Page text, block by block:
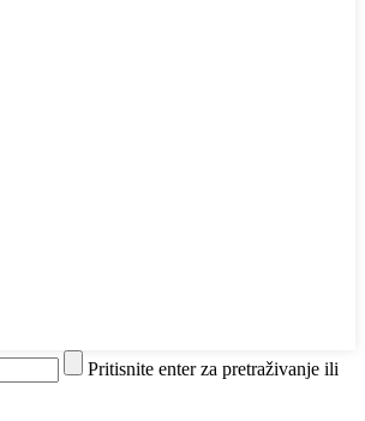
Pritisnite enter za pretraživanje ili